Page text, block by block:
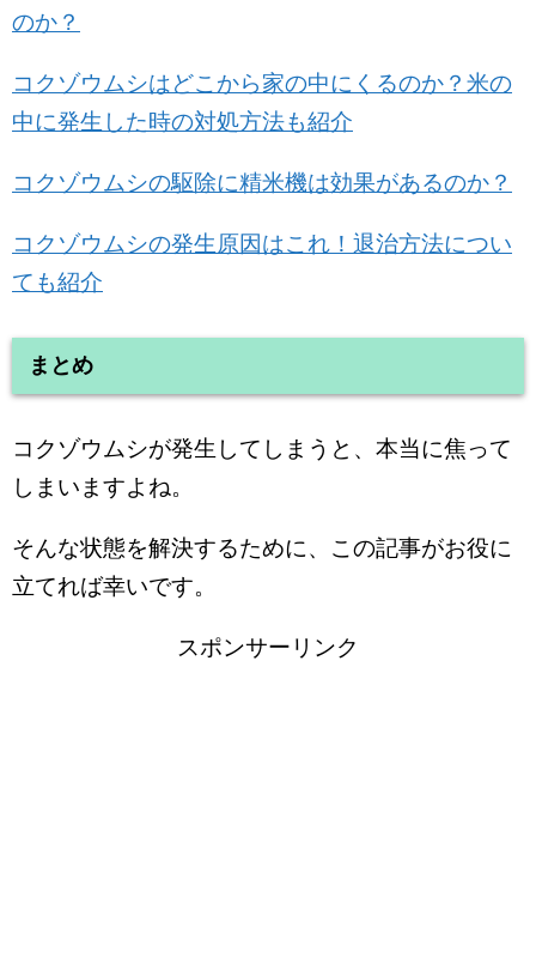
のか？
コクゾウムシはどこから家の中にくるのか？米の
中に発生した時の対処方法も紹介
コクゾウムシの駆除に精米機は効果があるのか？
コクゾウムシの発生原因はこれ！退治方法につい
ても紹介
まとめ
コクゾウムシが発生してしまうと、本当に焦って
しまいますよね。
そんな状態を解決するために、この記事がお役に
立てれば幸いです。
スポンサーリンク